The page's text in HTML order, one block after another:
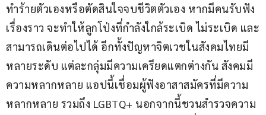
ทำร้ายตัวเองหรือตัดสินใจจบชีวิตตัวเอง หากมีคนรับฟัง
เรื่องราว จะทำให้ลูกโป่งที่กำลังใกล้ระเบิด ไม่ระเบิด และ
สามารถเดินต่อไปได้ อีกทั้งปัญหาจิตเวชในสังคมไทยมี
หลายระดับ แต่ละกลุ่มมีความเครียดแตกต่างกัน สังคมมี
ความหลากหลาย แอปนี้เชื่อมผู้ฟังอาสาสมัครที่มีความ
หลากหลาย รวมถึง LGBTQ+ นอกจากนี้ชวนสำรวจความ